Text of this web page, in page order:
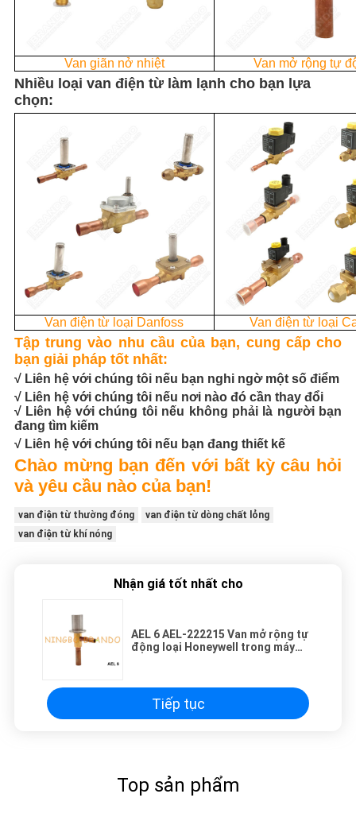
Van giãn nở nhiệt Van mở rộng tự
Nhiều loại van điện từ làm lạnh cho bạn lựa
chọn:
Van điện từ loại Danfoss Van điện từ loại
Tập trung vào nhu cầu của bạn, cung cấp cho
bạn giải pháp tốt nhất:
√ Liên hệ với chúng tôi nếu bạn nghi ngờ một số điểm
√ Liên hệ với chúng tôi nếu nơi nào đó cần thay đổi
√ Liên hệ với chúng tôi nếu không phải là người bạn
đang tìm kiếm
√ Liên hệ với chúng tôi nếu bạn đang thiết kế
Chào mừng bạn đến với bất kỳ câu hỏi
và yêu cầu nào của bạn!
van điện từ thường đóng
van điện từ dòng chất lỏng
van điện từ khí nóng
Nhận giá tốt nhất cho
AEL 6 AEL-222215 Van mở rộng tự
động loại Honeywell trong máy
Tiếp tục
Top sản phẩm